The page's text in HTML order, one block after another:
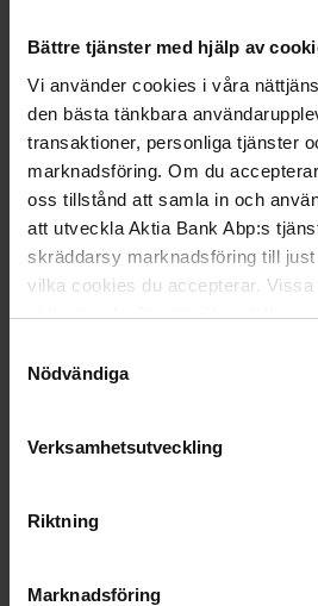
Bättre tjänster med hjälp av
Vi använder cookies i våra
den bästa tänkbara
transaktioner, personliga tjänster
marknadsföring. Om du
oss tillstånd att samla in och
att utveckla Aktia Bank Abp:s
skräddarsy marknadsföring till
vilka cookies du accepterar.
obligatoriska för att säkerställa en
Nödvändiga
Verksamhetsutveckling
Riktning
Marknadsföring
“I den här branschen förekommer
år till år och när det gäller
framsynthet åtminstone tre år,
utmaning”, säger Liljeqvist.
Enligt Liljeqvist prissätts fisken på
inverkan på företagsverksamheten
Regnbågsforellen följer i stort sett
är en världsmarknadsprodukt,
och olja prissätts i Peru som är en
konstanta svängarna, men
variationen som sist och slutligen
“Det är väldigt givande och roligt
oss ”, säger Liljeqvist.